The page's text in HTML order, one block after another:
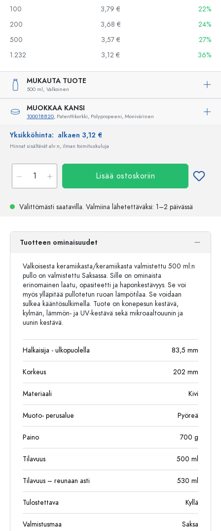
100
3,79 €
22%
200
3,68 €
24%
500
3,57 €
27%
1.232
3,12 € 36%
MUKAUTA TUOTE
500 ml, Valkoinen
MUOKKAA KANSI
100018820, Patenttikorkki, Polypropeeni, Monivärinen
Yksikköhinta: alkaen 3,12 €
Hinnat sisältävät alv:n, ilman toimituskuluja
Lisää ostoskoriin
Välittömästi saatavilla. Valmiina lähetettäväksi: 1–2 päivässä
Tuotteen ominaisuudet
Valkoisesta keramiikasta/keramiikasta valmistettu 500 ml:n
pullo on valmistettu Saksassa. Sille on ominaista
erinomainen laatu, opasiteetti ja haponkestävyys. Se voi
myös ylläpitää pullotetun ruoan lämpötilaa. Se voidaan
sulkea kääntösulkimella. Tuote on konepesun kestävä,
kylmän, lämmön- ja UV-kestävä sekä mikroaaltouunin ja
uunin kestävä.
Halkaisija - ulkopuolella 83,5 mm
Korkeus 202 mm
Materiaali Kivi
Muoto- perusalue Pyöreä
Paino 700 g
Tilavuus 500 ml
Tilavuus – reunaan asti 530 ml
Tulostettava Kyllä
Valmistusmaa Saksa